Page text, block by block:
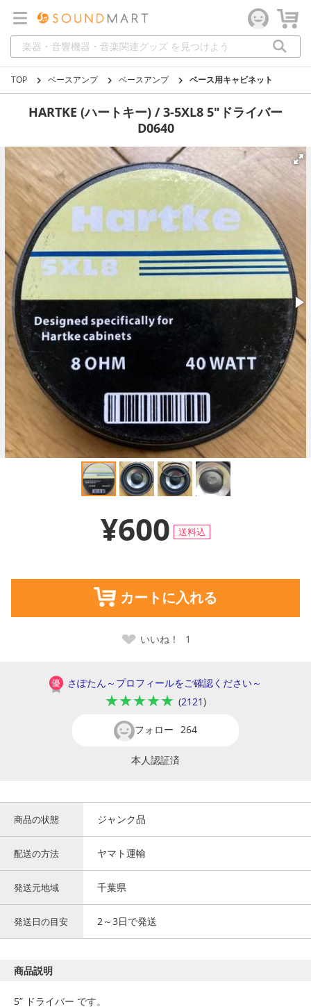
TOP ベースアンプ ベースアンプ ベース用キャビネット
HARTKE (ハートキー) / 3-5XL8 5"ドライバー
D0640
¥600 送料込
カートに入れる
いいね！ 1
さぽたん～プロフィールをご確認ください～
★★★★★ (2121)
フォロー 264
本人認証済
商品の状態 ジャンク品
配送の方法 ヤマト運輸
発送元地域 千葉県
発送日の目安 2～3日で発送
商品説明
5” ドライバー です。